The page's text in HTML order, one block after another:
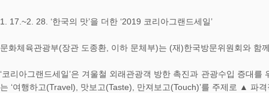
1. 17.~2. 28. ‘한국의 맛’을 더한 ‘2019 코리아그랜드세일’
문화체육관광부(장관 도종환, 이하 문체부)는 (재)한국방문위원회와
‘코리아그랜드세일’은 겨울철 외래관광객 방한 촉진과 관광수입 증대
는 ‘여행하고(Travel), 맛보고(Taste), 만져보고(Touch)’를 주제로 ▲